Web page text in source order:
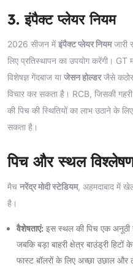
3. इंपैक्ट प्लेयर नियम
2026 सीजन मेंइंपैक्ट प्लेयर नियमजारी
लिए प्रतिस्थापन का उपयोग करेंगी।
विशेषज्ञ गेंदबाज या जेसन होल्डरजैसे कठोर
विचार कर सकता है। RCB, जिसकी
की पिच की स्थितियों का लाभ उठाने के
सकता है।
पिच और स्थल
मैच नरेंद्र मोदी स्टेडियम, अहमदाबाद में
है।
वैशेषताएं: इस स्थल की पिच एक अनूठी
जबकि बड़ा बाहरी क्षेत्र बाउंड्री
फास्ट बॉलरों के लिए अच्छा उछाल और